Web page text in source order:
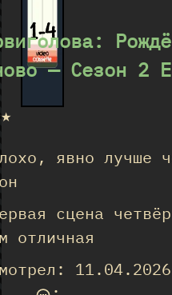
1-4
— Сезон 2
явно лучше
сцена
отличная
11.04.2026